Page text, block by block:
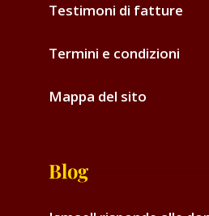
Testimoni di fatture
Termini e condizioni
Mappa del sito
Blog